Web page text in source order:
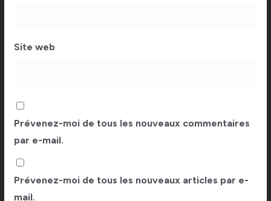
Site web
Prévenez-moi de tous les nouveaux commentaires
par e-mail.
Prévenez-moi de tous les nouveaux articles par e-
mail.